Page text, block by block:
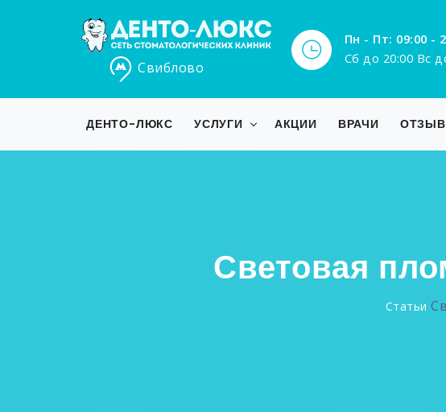
Свиблово
Пн - Пт: 09:00 -
Сб до 20:00 Вс
ДЕНТО-ЛЮКС УСЛУГИ АКЦИИ ВРАЧИ
Световая
Статьи